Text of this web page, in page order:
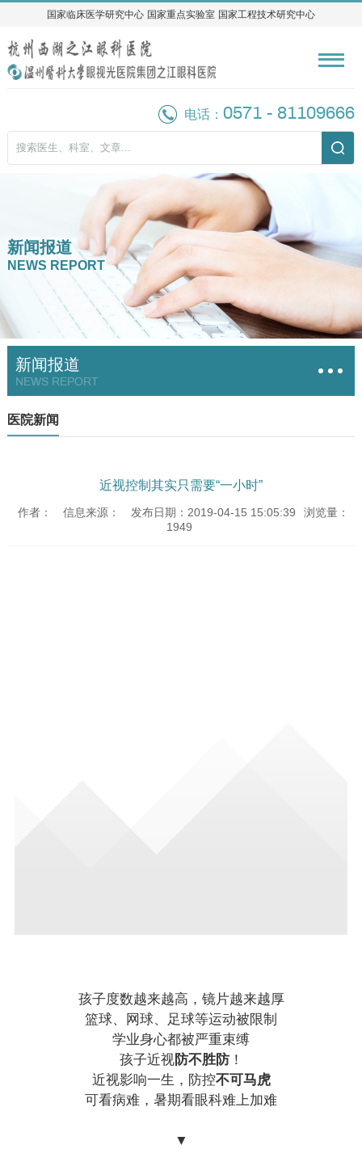
国家临床医学研究中心 国家重点实验室 国家工程技术研究中心
国家临床医学研究中心 国家重点实验室 国家工程技术研究中心
电话：0571 - 81109666
新闻报道
NEWS REPORT
新闻报道
NEWS REPORT
医院新闻
近视控制其实只需要“一小时”
作者： 信息来源： 发布日期：2019-04-15 15:05:39
浏览量：
1949
孩子度数越来越高，镜片越来越厚
篮球、网球、足球等运动被限制
学业身心都被严重束缚
孩子近视防不胜防！
近视影响一生，防控不可马虎
可看病难，暑期看眼科难上加难
▼